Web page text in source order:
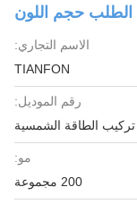
حجم اللون
الاسم التجاري:
TIANFON
رقم الموديل:
الطاقة الشمسية
مو:
200 مجموعة